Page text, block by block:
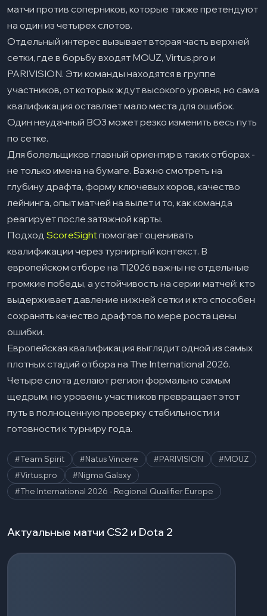
матчи против соперников, которые также претендуют
на один из четырех слотов.
Отдельный интерес вызывает вторая часть верхней
сетки, где в борьбу входят MOUZ, Virtus.pro и
PARIVISION. Эти команды находятся в группе
участников, от которых ждут высокого уровня, но сама
квалификация оставляет мало места для ошибок.
Один неудачный BO3 может резко изменить весь путь
по сетке.
Для болельщиков главный ориентир в таких отборах -
не только имена на бумаге. Важно смотреть на
глубину драфта, форму ключевых коров, качество
лейнинга, опыт матчей на вылет и то, как команда
реагирует после затяжной карты.
Подход ScoreSightпомогает оценивать
квалификации через турнирный контекст. В
европейском отборе на TI2026 важны не отдельные
громкие победы, а устойчивость на серии матчей: кто
выдерживает давление нижней сетки и кто способен
сохранять качество драфтов по мере роста цены
ошибки.
Европейская квалификация выглядит одной из самых
плотных стадий отбора на The International 2026.
Четыре слота делают регион формально самым
щедрым, но уровень участников превращает этот
путь в полноценную проверку стабильности и
готовности к турниру года.
#Team Spirit #Natus Vincere #PARIVISION
#MOUZ
#Virtus.pro
#Nigma Galaxy
#The International 2026 - Regional Qualifier Europe
Актуальные матчи CS2 и Dota 2
Загрузка событий...